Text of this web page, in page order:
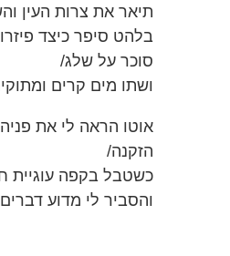
תיאר את צרות העין
בלהט סיפר כיצד
סוכר על שלג/
ושתו מים קרים
אוטו הראה לי את
הזקנה/
כשטבל בקפה עוגיית
והסביר לי מדוע